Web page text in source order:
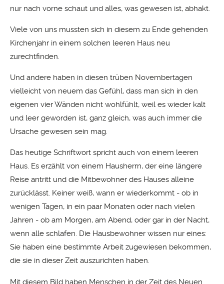
nur nach vorne schaut und alles, was gewesen ist, abhakt.
Viele von uns mussten sich in diesem zu Ende gehenden
Kirchenjahr in einem solchen leeren Haus neu
zurechtfinden.
Und andere haben in diesen trüben Novembertagen
vielleicht von neuem das Gefühl, dass man sich in den
eigenen vier Wänden nicht wohlfühlt, weil es wieder kalt
und leer geworden ist, ganz gleich, was auch immer die
Ursache gewesen sein mag.
Das heutige Schriftwort spricht auch von einem leeren
Haus. Es erzählt von einem Hausherrn, der eine längere
Reise antritt und die Mitbewohner des Hauses alleine
zurücklässt. Keiner weiß, wann er wiederkommt - ob in
wenigen Tagen, in ein paar Monaten oder nach vielen
Jahren - ob am Morgen, am Abend, oder gar in der Nacht,
wenn alle schlafen. Die Hausbewohner wissen nur eines:
Sie haben eine bestimmte Arbeit zugewiesen bekommen,
die sie in dieser Zeit auszurichten haben.
Mit diesem Bild haben Menschen in der Zeit des Neuen